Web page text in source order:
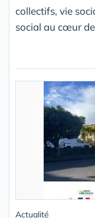
collectifs, vie
social au cœur
Actualité